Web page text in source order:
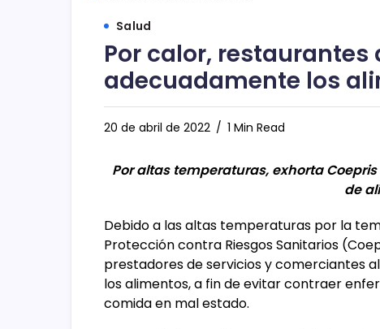
Salud
Por calor, restaurantes
adecuadamente los
20 de abril de 2022 1 Min Read
Por altas temperaturas, exhorta
de
Debido a las altas temperaturas por la
Protección contra Riesgos Sanitarios
prestadores de servicios y comerciantes
los alimentos, a fin de evitar contraer
comida en mal estado.